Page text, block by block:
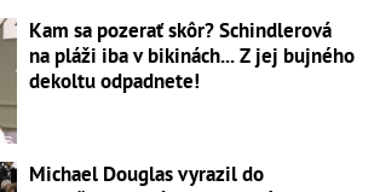
Kam sa pozerať skôr? Schindlerová
na pláži iba v bikinách... Z jej bujného
dekoltu odpadnete!
Michael Douglas vyrazil do